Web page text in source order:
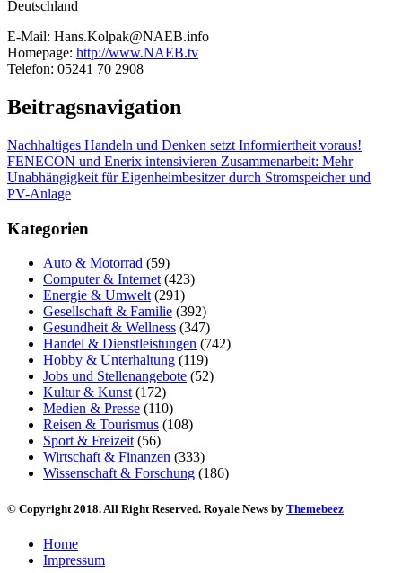
Deutschland
E-Mail: Hans.Kolpak@NAEB.info
Homepage: http://www.NAEB.tv
Telefon: 05241 70 2908
Beitragsnavigation
Nachhaltiges Handeln und Denken setzt Informiertheit voraus!
FENECON und Enerix intensivieren Zusammenarbeit: Mehr
Unabhängigkeit für Eigenheimbesitzer durch Stromspeicher und
PV-Anlage
Kategorien
Auto & Motorrad (59)
Computer & Internet (423)
Energie & Umwelt (291)
Gesellschaft & Familie (392)
Gesundheit & Wellness (347)
Handel & Dienstleistungen (742)
Hobby & Unterhaltung (119)
Jobs und Stellenangebote (52)
Kultur & Kunst (172)
Medien & Presse (110)
Reisen & Tourismus (108)
Sport & Freizeit (56)
Wirtschaft & Finanzen (333)
Wissenschaft & Forschung (186)
© Copyright 2018. All Right Reserved. Royale News by Themebeez
Home
Impressum